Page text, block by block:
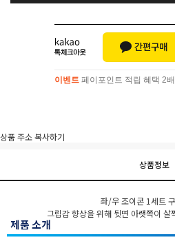
이벤트 페이포인트 적립 혜택 2
상품 주소 복사하기
상품정보
좌/우 조이콘 1세트
그립감 향상을 위해 뒷면 아랫쪽이 살